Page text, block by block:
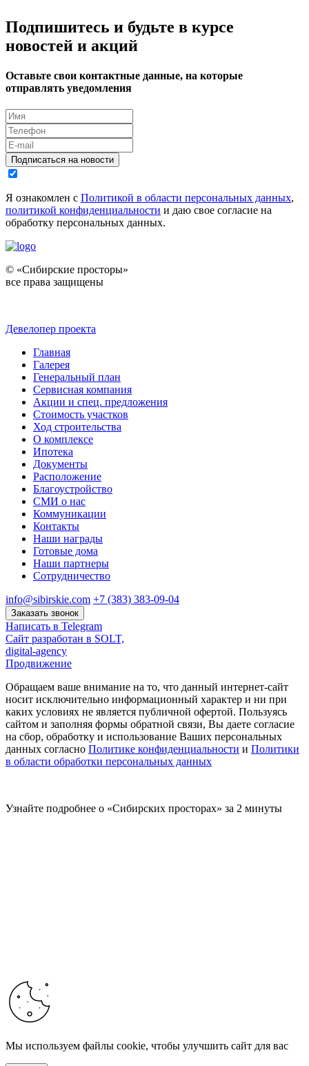
Подпишитесь и будьте в курсе
новостей и акций
Оставьте свои контактные данные, на которые
отправлять уведомления
Подписаться на новости
Я ознакомлен с Политикой в области персональных данных,
политикой конфиденциальности и даю свое согласие на
обработку персональных данных.
© «Сибирские просторы»
все права защищены
Девелопер проекта
Главная
Галерея
Генеральный план
Сервисная компания
Акции и спец. предложения
Стоимость участков
Ход строительства
О комплексе
Ипотека
Документы
Расположение
Благоустройство
СМИ о нас
Коммуникации
Контакты
Наши награды
Готовые дома
Наши партнеры
Сотрудничество
info@sibirskie.com +7 (383) 383-09-04
Заказать звонок
Написать в Telegram
Сайт разработан в SOLT,
digital-agency
Продвижение
Обращаем ваше внимание на то, что данный интернет-сайт
носит исключительно информационный характер и ни при
каких условиях не является публичной офертой. Пользуясь
сайтом и заполняя формы обратной связи, Вы даете согласие
на сбор, обработку и использование Ваших персональных
данных согласно Политике конфиденциальности и Политики
в области обработки персональных данных
Узнайте подробнее о «Сибирских просторах» за 2 минуты
Мы используем файлы cookie, чтобы улучшить сайт для вас